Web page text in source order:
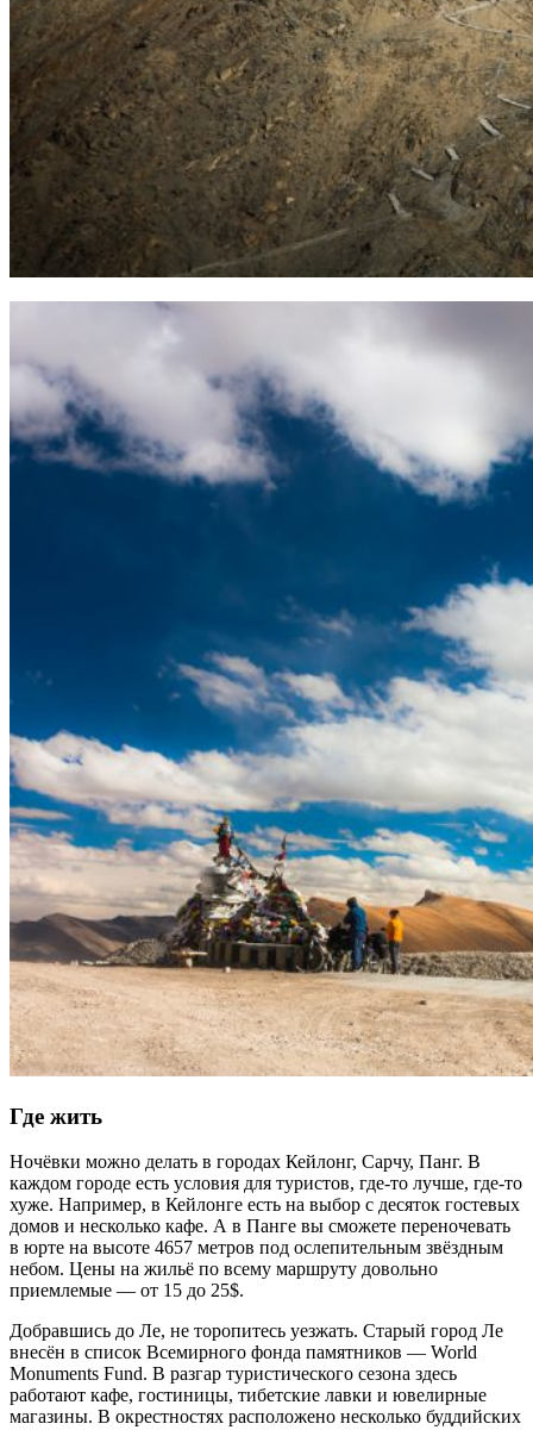
Где жить
Ночёвки можно делать в городах Кейлонг, Сарчу, Панг. В
каждом городе есть условия для туристов, где-то лучше, где-то
хуже. Например, в Кейлонге есть на выбор с десяток гостевых
домов и несколько кафе. А в Панге вы сможете переночевать
в юрте на высоте 4657 метров под ослепительным звёздным
небом. Цены на жильё по всему маршруту довольно
приемлемые — от 15 до 25$.
Добравшись до Ле, не торопитесь уезжать. Старый город Ле
внесён в список Всемирного фонда памятников — World
Monuments Fund. В разгар туристического сезона здесь
работают кафе, гостиницы, тибетские лавки и ювелирные
магазины. В окрестностях расположено несколько буддийских